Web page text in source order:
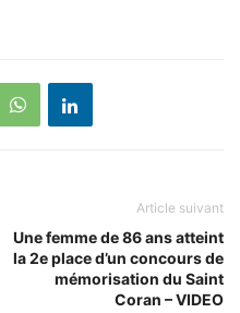
Article suivant
Une femme de 86 ans atteint
la 2e place d’un concours de
mémorisation du Saint
Coran – VIDEO